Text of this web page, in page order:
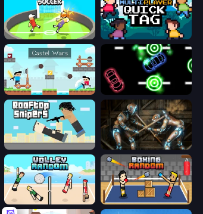
Mini-Caps: Soccer Multiplayer Quick Tag
Castle Wars Glowit - Two Players
Rooftop Snipers Striker Dummies
Volley Random Boxing Random